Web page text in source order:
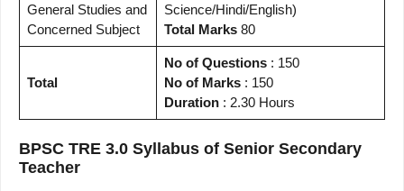
General Studies and
Concerned Subject
Science/Hindi/English)
Total Marks80
Total
No of Questions: 150
No of Marks: 150
Duration: 2.30 Hours
BPSC TRE 3.0 Syllabus of Senior Secondary
Teacher